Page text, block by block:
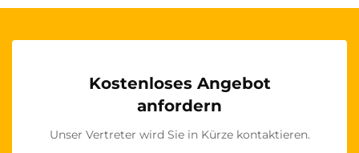
Kostenloses Angebot
anfordern
Unser Vertreter wird Sie in Kürze kontaktieren.